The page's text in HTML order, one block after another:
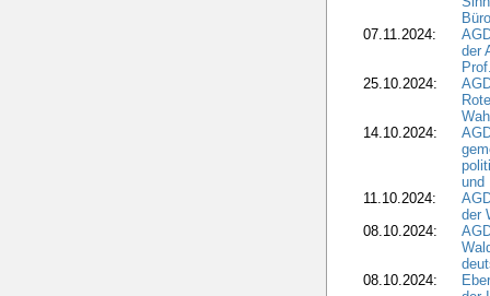
07.11.2024:
der
25.10.2024:
14.10.2024:
und
11.10.2024:
der
08.10.2024:
08.10.2024: